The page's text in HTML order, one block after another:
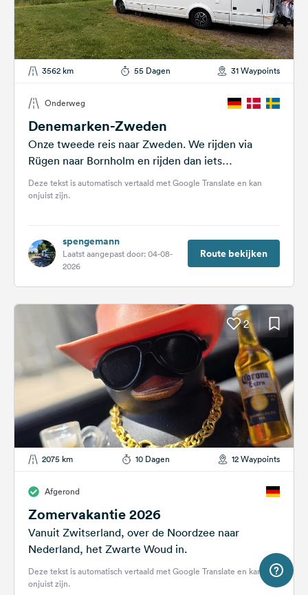
3562 km 55 Dagen 31 Waypoints
Onderweg
Denemarken-Zweden
Onze tweede reis naar Zweden. We rijden via
Rügen naar Bornholm en rijden dan iets
noordelijker in Zweden, waarbij we...
Deze tekst is automatisch vertaald met Google Translate en kan
onjuist zijn.
spengemann
Laatst aangepast door: 04-08-
2026
Route bekijken
2
2075 km 10 Dagen 12 Waypoints
Afgerond
Zomervakantie 2026
Vanuit Zwitserland, over de Noordzee naar
Nederland, het Zwarte Woud in.
Deze tekst is automatisch vertaald met Google Translate en kan
onjuist zijn.